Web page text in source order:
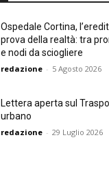
Ospedale Cortina,
prova della realtà: tra
e nodi da sciogliere
redazione - 5 Agosto 2026
Lettera aperta sul
urbano
redazione - 29 Luglio 2026